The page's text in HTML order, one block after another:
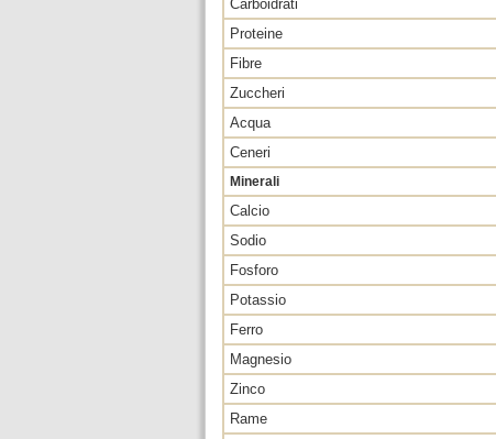
Carboidrati
Proteine
Fibre
Zuccheri
Acqua
Ceneri
Minerali
Calcio
Sodio
Fosforo
Potassio
Ferro
Magnesio
Zinco
Rame